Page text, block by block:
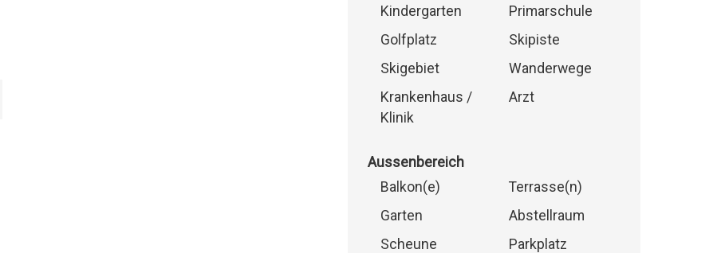
Kindergarten
Primarschule
Golfplatz
Skipiste
Skigebiet
Wanderwege
Krankenhaus /
Klinik
Arzt
Aussenbereich
Balkon(e)
Terrasse(n)
Garten
Abstellraum
Scheune
Parkplatz